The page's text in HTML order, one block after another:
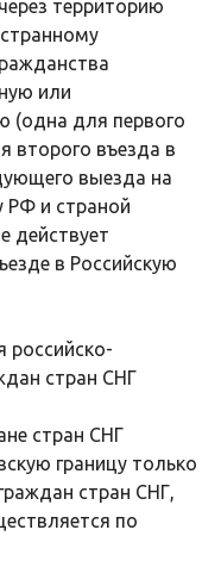
территорию
или
(одна для первого
второго въезда в
выезда на
РФ и страной
действует
в Российскую
российско-
стран СНГ
стран СНГ
границу только
стран СНГ,
по